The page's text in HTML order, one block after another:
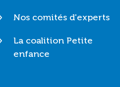
Nos comités d'experts
La coalition Petite
enfance